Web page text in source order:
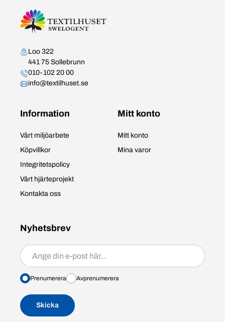
Kontakta oss
Loo 322
441 75 Sollebrunn
010-102 20 00
info@textilhuset.se
Information
Vårt miljöarbete
Köpvillkor
Integritetspolicy
Vårt hjärteprojekt
Kontakta oss
Mitt konto
Mitt konto
Mina varor
Nyhetsbrev
Prenumerera/avprenumerera
Prenumerera Avprenumerera
Skicka